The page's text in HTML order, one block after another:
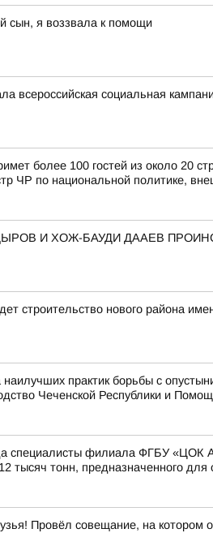
сын, я воззвала к помощи
всероссийская социальная
более 100 гостей из около 20
ЧР по национальной политике,
И ХОЖ-БАУДИ ДААЕВ
строительство нового района
практик борьбы с
Чеченской Республики и
специалисты филиала ФГБУ «ЦОК
тысяч тонн, предназначенного для
Провёл совещание, на котором